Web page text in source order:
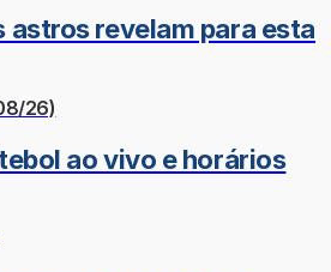
astros revelam para esta
26)
ao vivo e horários